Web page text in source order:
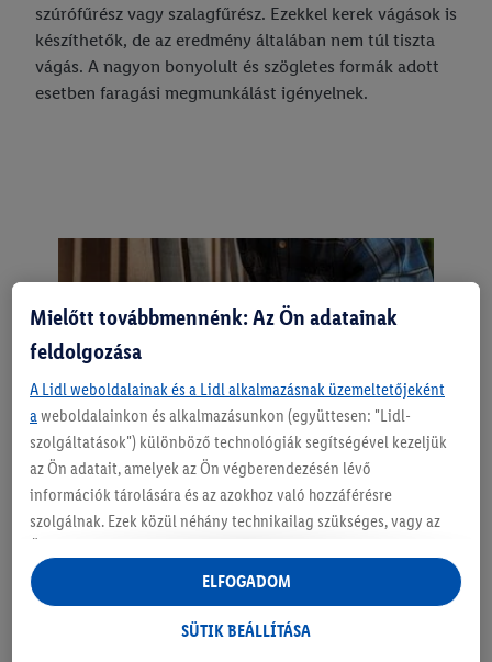
szúrófűrész vagy szalagfűrész. Ezekkel kerek vágások is
készíthetők, de az eredmény általában nem túl tiszta
vágás. A nagyon bonyolult és szögletes formák adott
esetben faragási megmunkálást igényelnek.
Hasznos tippek fa
fűrészeléséhez
Mielőtt továbbmennénk: Az Ön adatainak
feldolgozása
A Lidl weboldalainak és a Lidl alkalmazásnak üzemeltetőjeként
aweboldalainkon és alkalmazásunkon (együttesen: "Lidl-
szolgáltatások") különböző technológiák segítségével kezeljük
az Ön adatait, amelyek az Ön végberendezésén lévő
információk tárolására és az azokhoz való hozzáférésre
szolgálnak. Ezek közül néhány technikailag szükséges, vagy az
statisztikák összeállításához vagy a Lidl szolgáltatásokon belül
és kívül személyre szabott hirdetésekhez. Ha Ön a Lidl Plus
program résztvevője, bolti vásárlási magatartásából származó
SÜTIK BEÁLLÍTÁSA
ELFOGADOM